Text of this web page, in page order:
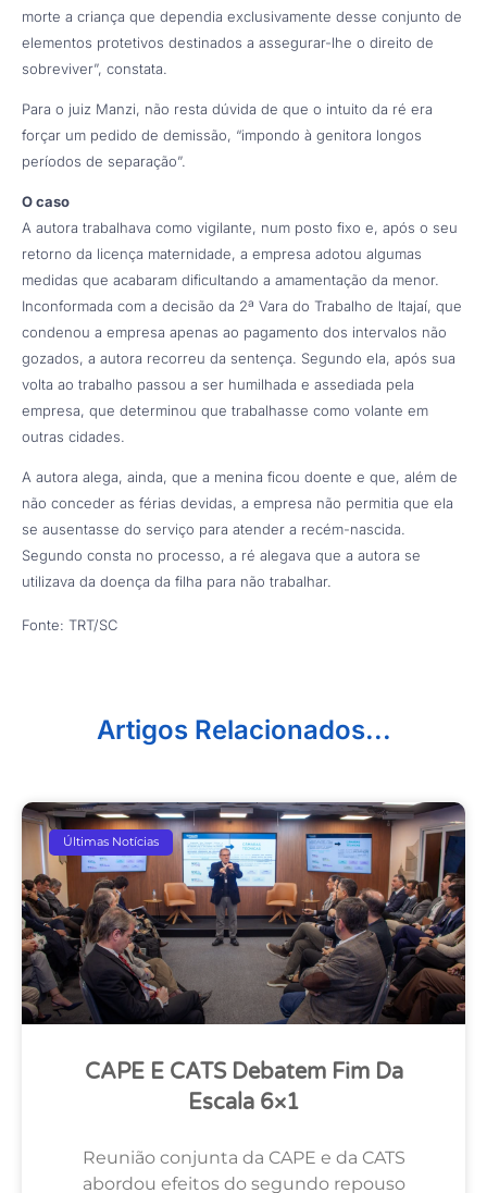
morte a criança que dependia exclusivamente desse conjunto de
elementos protetivos destinados a assegurar-lhe o direito de
sobreviver”, constata.
Para o juiz Manzi, não resta dúvida de que o intuito da ré era
forçar um pedido de demissão, “impondo à genitora longos
períodos de separação”.
O caso
A autora trabalhava como vigilante, num posto fixo e, após o seu
retorno da licença maternidade, a empresa adotou algumas
medidas que acabaram dificultando a amamentação da menor.
Inconformada com a decisão da 2ª Vara do Trabalho de Itajaí, que
condenou a empresa apenas ao pagamento dos intervalos não
gozados, a autora recorreu da sentença. Segundo ela, após sua
volta ao trabalho passou a ser humilhada e assediada pela
empresa, que determinou que trabalhasse como volante em
outras cidades.
A autora alega, ainda, que a menina ficou doente e que, além de
não conceder as férias devidas, a empresa não permitia que ela
se ausentasse do serviço para atender a recém-nascida.
Segundo consta no processo, a ré alegava que a autora se
utilizava da doença da filha para não trabalhar.
Fonte: TRT/SC
Artigos Relacionados...
Últimas Notícias
CAPE E CATS Debatem Fim Da
Escala 6×1
Reunião conjunta da CAPE e da CATS
abordou efeitos do segundo repouso